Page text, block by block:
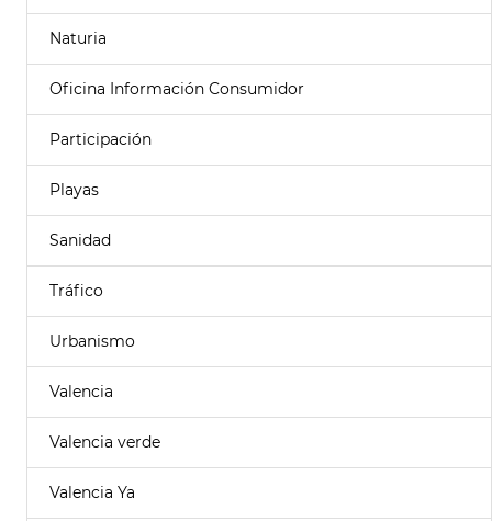
Naturia
Oficina Información Consumidor
Participación
Playas
Sanidad
Tráfico
Urbanismo
Valencia
Valencia verde
Valencia Ya